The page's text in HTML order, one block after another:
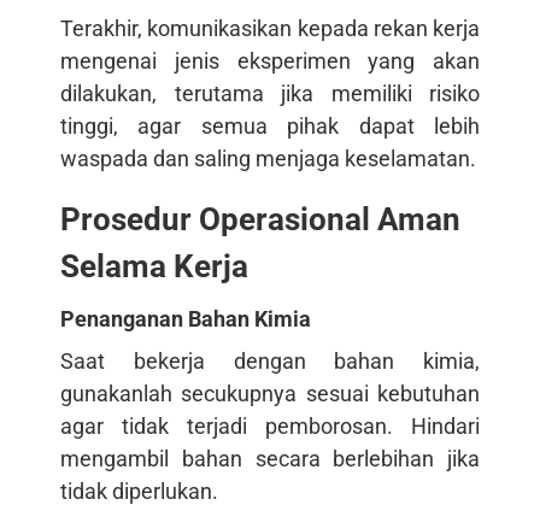
Terakhir, komunikasikan kepada rekan kerja
mengenai jenis eksperimen yang akan
dilakukan, terutama jika memiliki risiko
tinggi, agar semua pihak dapat lebih
waspada dan saling menjaga keselamatan.
Prosedur Operasional Aman
Selama Kerja
Penanganan Bahan Kimia
Saat bekerja dengan bahan kimia,
gunakanlah secukupnya sesuai kebutuhan
agar tidak terjadi pemborosan. Hindari
mengambil bahan secara berlebihan jika
tidak diperlukan.